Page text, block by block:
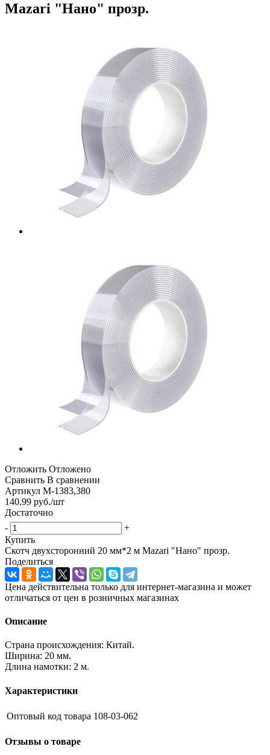
Mazari "Нано" прозр.
Отложить Отложено
Сравнить В сравнении
Артикул М-1383,380
140.99 руб./шт
Достаточно
-
+
Купить
Скотч двухсторонний 20 мм*2 м Mazari "Нано" прозр.
Поделиться
Цена действительна только для интернет-магазина и может
отличаться от цен в розничных магазинах
Описание
Страна происхождения: Китай.
Ширина: 20 мм.
Длина намотки: 2 м.
Характеристики
Оптовый код товара 108-03-062
Отзывы о товаре